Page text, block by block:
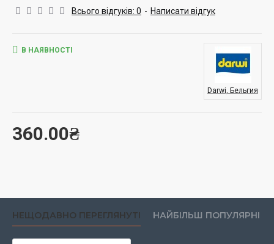
Всього відгуків: 0 - Написати відгук
360.00₴
В НАЯВНОСТІ
Darwi, Бельгия
НЕЩОДАВНО ПЕРЕГЛЯНУТІ НАЙБІЛЬШ ПОПУЛЯРНІ